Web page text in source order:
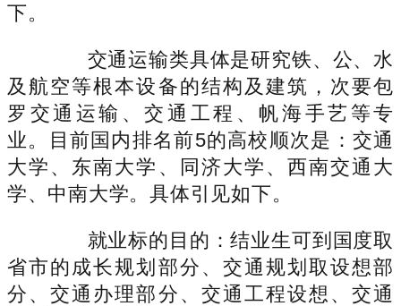
下。
交通运输类具体是研究铁、公、水
及航空等根本设备的结构及建筑，次要包
罗交通运输、交通工程、帆海手艺等专
业。目前国内排名前5的高校顺次是：交通
大学、东南大学、同济大学、西南交通大
学、中南大学。具体引见如下。
就业标的目的：结业生可到国度取
省市的成长规划部分、交通规划取设想部
分、交通办理部分、交通工程设想、交通